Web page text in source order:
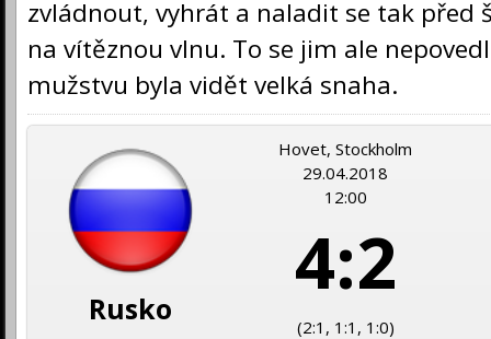
zvládnout, vyhrát a naladit se tak před
na vítěznou vlnu. To se jim ale
mužstvu byla vidět velká snaha.
Rusko
Hovet, Stockholm
29.04.2018
12:00
4:2
(2:1, 1:1, 1:0)